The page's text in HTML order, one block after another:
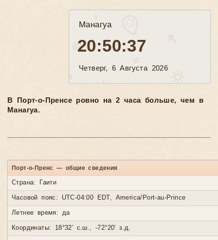
Манагуа
20:50:39
Четверг, 6 Августа 2026
В Порт-о-Пренсе ровно на 2 часа больше, чем в
Манагуа.
Порт-о-Пренс — общие сведения
Страна: Гаити
Часовой пояс: UTC-04:00 EDT, America/Port-au-Prince
Летнее время: да
Координаты: 18°32′ с.ш., -72°20′ з.д.